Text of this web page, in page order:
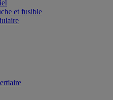
et fusible